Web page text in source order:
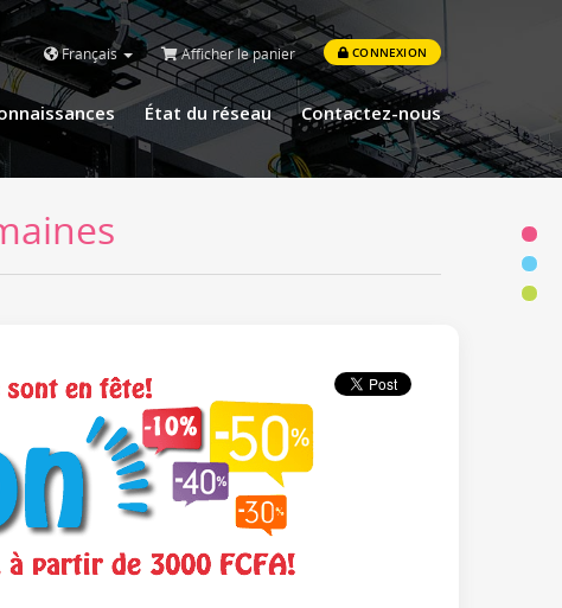
Français Afficher le panier CONNEXION
État du réseau Contactez-nous